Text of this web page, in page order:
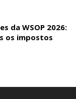
da WSOP 2026:
os impostos